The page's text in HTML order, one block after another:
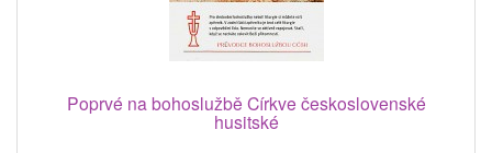
Poprvé na bohoslužbě Církve československé
husitské